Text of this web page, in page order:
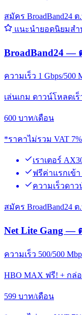
สมัคร BroadBand24
แนะนำยอดนิยมส
BroadBand24 —
ความเร็ว 1 Gbps/500
เล่นเกม ดาวน์โหลดเ
600 บาท/เดือน
*ราคาไม่รวม VAT
เราเตอร์
ฟรีค่าแรกเข้า
ความเร็วดาว
สมัคร BroadBand24
Net Lite Gang —
ความเร็ว 500/500
HBO MAX ฟรี! + กล่อ
599 บาท/เดือน